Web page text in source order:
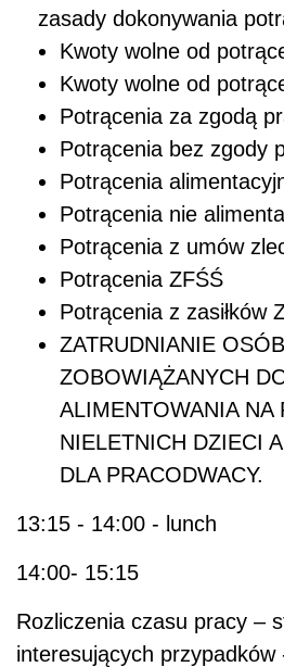
zasady dokonywania
Kwoty wolne od
Kwoty wolne od
Potrącenia za zgodą
Potrącenia bez zgody
Potrącenia
Potrącenia nie
Potrącenia z umów
Potrącenia ZFŚŚ
Potrącenia z zasiłków
ZATRUDNIANIE OSÓB
ZOBOWIĄŻANYCH
ALIMENTOWANIA NA
NIELETNICH DZIECI
DLA PRACODWACY.
13:15 - 14:00 - lunch
14:00- 15:15
Rozliczenia czasu pracy –
interesujących przypadków